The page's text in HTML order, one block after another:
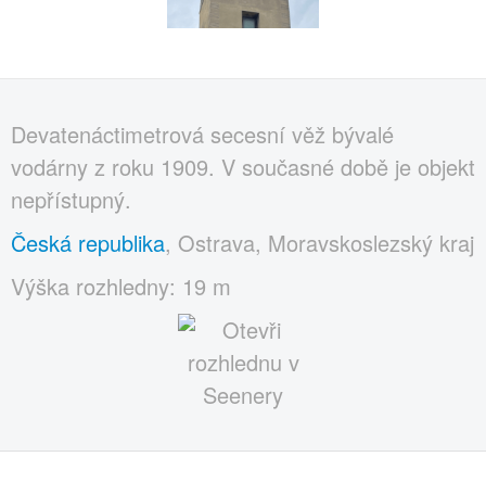
Devatenáctimetrová secesní věž bývalé
vodárny z roku 1909. V současné době je objekt
nepřístupný.
Česká republika, Ostrava, Moravskoslezský kraj
Výška rozhledny: 19 m